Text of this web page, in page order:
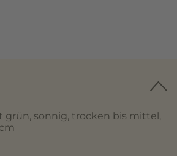
grün, sonnig, trocken bis mittel,